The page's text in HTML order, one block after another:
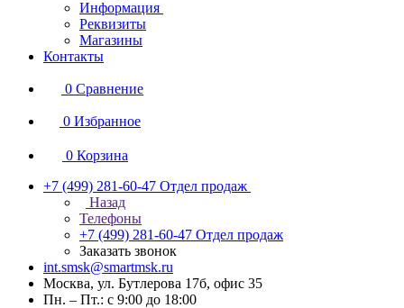
Информация
Реквизиты
Магазины
Контакты
0 Сравнение
0 Избранное
0 Корзина
+7 (499) 281-60-47 Отдел продаж
Назад
Телефоны
+7 (499) 281-60-47 Отдел продаж
Заказать звонок
int.smsk@smartmsk.ru
Москва, ул. Бутлерова 17б, офис 35
Пн. – Пт.: с 9:00 до 18:00